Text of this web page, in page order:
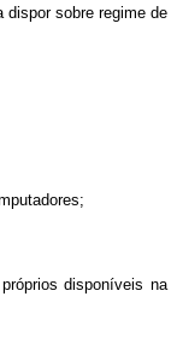
dispor sobre regime de
disponíveis na